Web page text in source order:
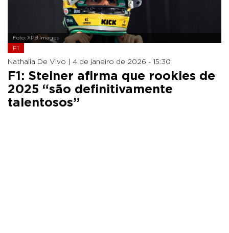
Foto: XPB Images
F1
Nathalia De Vivo | 4 de janeiro de 2026 - 15:30
F1: Steiner afirma que rookies de
2025 “são definitivamente
talentosos”